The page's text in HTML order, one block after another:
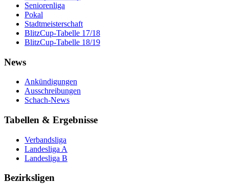
Seniorenliga
Pokal
Stadtmeisterschaft
BlitzCup-Tabelle 17/18
BlitzCup-Tabelle 18/19
News
Ankündigungen
Ausschreibungen
Schach-News
Tabellen & Ergebnisse
Verbandsliga
Landesliga A
Landesliga B
Bezirksligen